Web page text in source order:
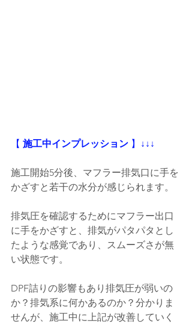
【 施工中インプレッション 】 ↓↓↓
施工開始5分後、マフラー排気口に手を
かざすと若干の水分が感じられます。
排気圧を確認するためにマフラー出口
に手をかざすと、排気がパタパタとし
たような感覚であり、スムーズさが無
い状態です。
DPF詰りの影響もあり排気圧が弱いの
か？排気系に何かあるのか？分かりま
せんが、施工中に上記が改善していく